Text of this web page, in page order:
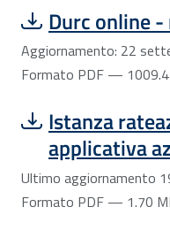
Scarica file:
Durc online
Formato PDF —
Aggiornamento: 22
Formato PDF —
Scarica file:
Istanza
applicativa
Formato PDF —
Ultimo aggiornamento
Formato PDF — 1.70